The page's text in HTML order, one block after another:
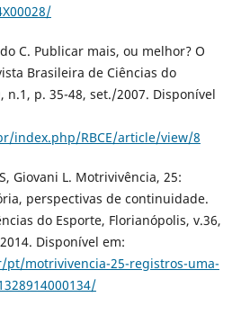
C. Publicar mais, ou melhor? O
Brasileira de Ciências do
n.1, p. 35-48, set./2007. Disponível
index.php/RBCE/article/view/8
Giovani L. Motrivivência, 25:
perspectivas de continuidade.
do Esporte, Florianópolis, v.36,
Disponível em:
motrivivencia-25-registros-uma-